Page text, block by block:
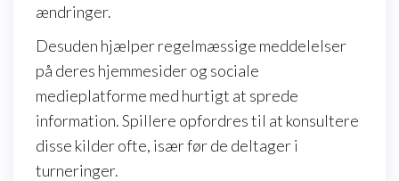
ændringer.
Desuden hjælper regelmæssige meddelelser
på deres hjemmesider og sociale
medieplatforme med hurtigt at sprede
information. Spillere opfordres til at konsultere
disse kilder ofte, især før de deltager i
turneringer.